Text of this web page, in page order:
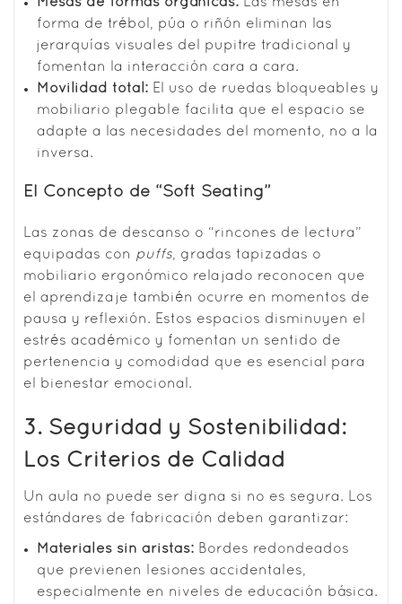
forma de trébol, púa o riñón eliminan las
jerarquías visuales del pupitre tradicional y
fomentan la interacción cara a cara.
Movilidad total: El uso de ruedas bloqueables y
mobiliario plegable facilita que el espacio se
adapte a las necesidades del momento, no a la
inversa.
El Concepto de “Soft Seating”
Las zonas de descanso o “rincones de lectura”
equipadas con puffs, gradas tapizadas o
mobiliario ergonómico relajado reconocen que
el aprendizaje también ocurre en momentos de
pausa y reflexión. Estos espacios disminuyen el
estrés académico y fomentan un sentido de
pertenencia y comodidad que es esencial para
el bienestar emocional.
3. Seguridad y Sostenibilidad:
Los Criterios de Calidad
Un aula no puede ser digna si no es segura. Los
estándares de fabricación deben garantizar:
Materiales sin aristas: Bordes redondeados
que previenen lesiones accidentales,
especialmente en niveles de educación básica.